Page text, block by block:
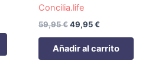
Concilia.life
59,95€49,95€
Añadir al carrito